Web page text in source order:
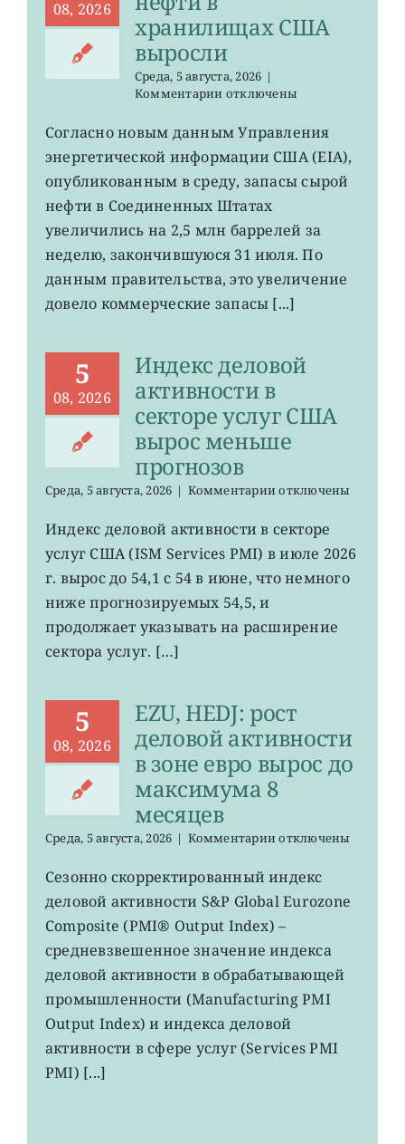
08, 2026
хранилищах США
выросли
Среда, 5 августа, 2026 |
Комментариик
USO,
запасы
нефти
хранилищах
США
выросли
отключены
Согласно новым данным Управления
энергетической информации США (EIA),
опубликованным в среду, запасы сырой
нефти в Соединенных Штатах
увеличились на 2,5 млн баррелей за
неделю, закончившуюся 31 июля. По
данным правительства, это увеличение
довело коммерческие запасы [...]
5
08, 2026
Индекс деловой
активности в
секторе услуг США
вырос меньше
прогнозов
Среда, 5 августа, 2026 | Комментариик
Индекс
деловой
активности
в
США
отключены
Индекс деловой активности в секторе
услуг США (ISM Services PMI) в июле 2026
г. вырос до 54,1 с 54 в июне, что немного
ниже прогнозируемых 54,5, и
продолжает указывать на расширение
сектора услуг. […]
5
08, 2026
EZU, HEDJ: рост
деловой активности
в зоне евро вырос до
максимума 8
месяцев
Среда, 5 августа, 2026 | Комментариик
EZU,
HEDJ:
рост
деловой
в
зоне
евро
вырос
до
максимума
отключены
Сезонно скорректированный индекс
деловой активности S&P Global Eurozone
Composite (PMI® Output Index) –
средневзвешенное значение индекса
деловой активности в обрабатывающей
промышленности (Manufacturing PMI
Output Index) и индекса деловой
активности в сфере услуг (Services PMI
PMI) [...]